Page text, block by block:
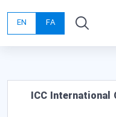
FA
EN
ICC